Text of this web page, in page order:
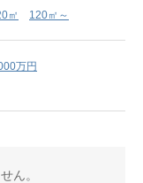
㎡ 120㎡～
万円
ん。